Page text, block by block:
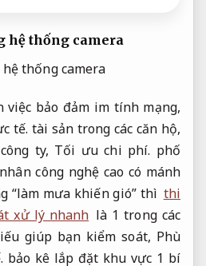
hệ thống camera
việc bảo đảm im tính mạng,
tế. tài sản trong các căn hộ,
công ty, Tối ưu chi phí. phố
công nghệ cao có mánh
“làm mưa khiến gió” thì thi
xử lý nhanh là 1 trong các
giúp bạn kiểm soát, Phù
bảo kê lắp đặt khu vực 1 bí